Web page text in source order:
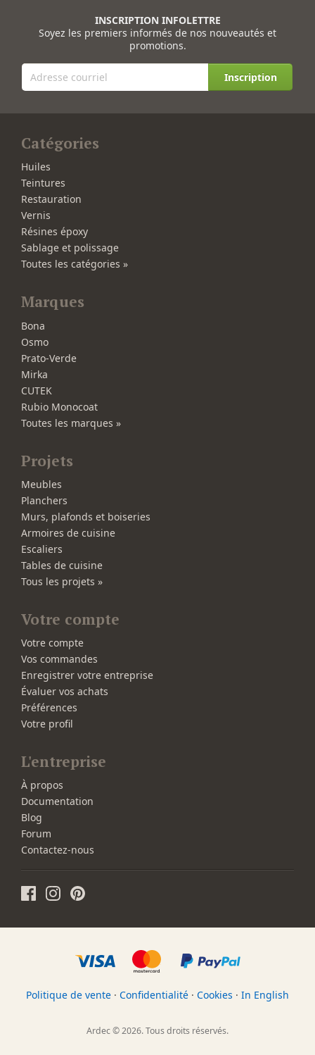
INSCRIPTION INFOLETTRE
Soyez les premiers informés de nos nouveautés et
promotions.
Inscription
Catégories
Huiles
Teintures
Restauration
Vernis
Résines époxy
Sablage et polissage
Toutes les catégories »
Marques
Bona
Osmo
Prato-Verde
Mirka
CUTEK
Rubio Monocoat
Toutes les marques »
Projets
Meubles
Planchers
Murs, plafonds et boiseries
Armoires de cuisine
Escaliers
Tables de cuisine
Tous les projets »
Votre compte
Votre compte
Vos commandes
Enregistrer votre entreprise
Évaluer vos achats
Préférences
Votre profil
L'entreprise
À propos
Documentation
Blog
Forum
Contactez-nous
Politique de vente · Confidentialité · Cookies · In English
Ardec © 2026. Tous droits réservés.